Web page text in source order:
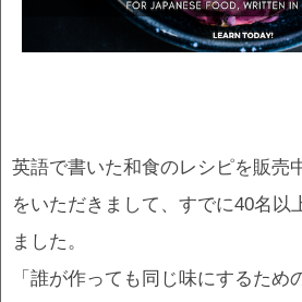
英語で書いた和食のレシピを販売
をいただきまして、すでに40名以
ました。
「誰が作っても同じ味にするため